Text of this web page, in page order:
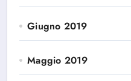
Giugno 2019
Maggio 2019